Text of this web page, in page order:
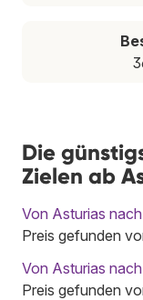
Die
Zielen ab
Von Asturias
Preis gefunden
Von Asturias
Preis gefunden